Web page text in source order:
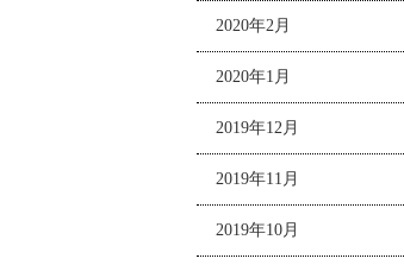
2020年2月
2020年1月
2019年12月
2019年11月
2019年10月